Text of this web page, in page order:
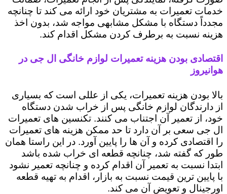
خدمات تعمیرات به مشتریان خود ارائه می کند تا چنانچه
مجدداً دستگاه با مشکل مشابهی مواجه شد، بدون اخذ
هزینه نسبت به برطرف کردن مشکل اقدام کند.
اقتصادی بودن هزینه تعمیرات لوازم خانگی ال جی در
هوانیروز
بالا بودن هزینه تعمیرات، یکی از عللی است که بسیاری
از دارندگان لوازم خانگی پس از خراب شدن دستگاه
خود، از تعمیر آن اجتناب می کنند. تکنسین های تعمیرات
ال جی سعی بر آن دارد تا حد ممکن هزینه های تعمیرات
را اقتصادی کرده و آن ها را پایین آورد. در این راستا همان
طور که گفته شد، چنانچه قطعه ای خراب شده باشد
ابتدا نسبت به تعمیر آن اقدام کرده و چنانچه تعمیر نشود
با پایین ترین قیمت نسبت به بازار، اقدام به تهیه قطعه
اورجینال و تعویض آن می کند.